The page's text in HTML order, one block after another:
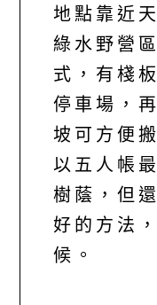
地點靠近
綠水野營
式，有棧
停車場，
坡可方便
以五人帳
樹蔭，但
好的方法
候。